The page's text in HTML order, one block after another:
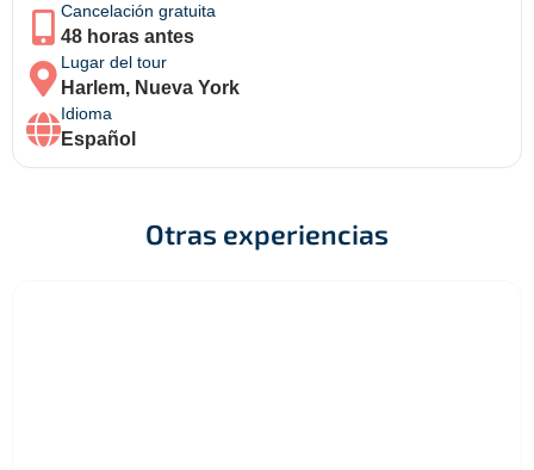
Cancelación gratuita
48 horas antes
Lugar del tour
Harlem, Nueva York
Idioma
Español
Otras experiencias